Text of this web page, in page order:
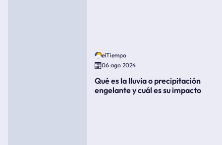
elTiempo
06 ago 2024
Qué es la lluvia o precipitación
engelante y cuál es su impacto